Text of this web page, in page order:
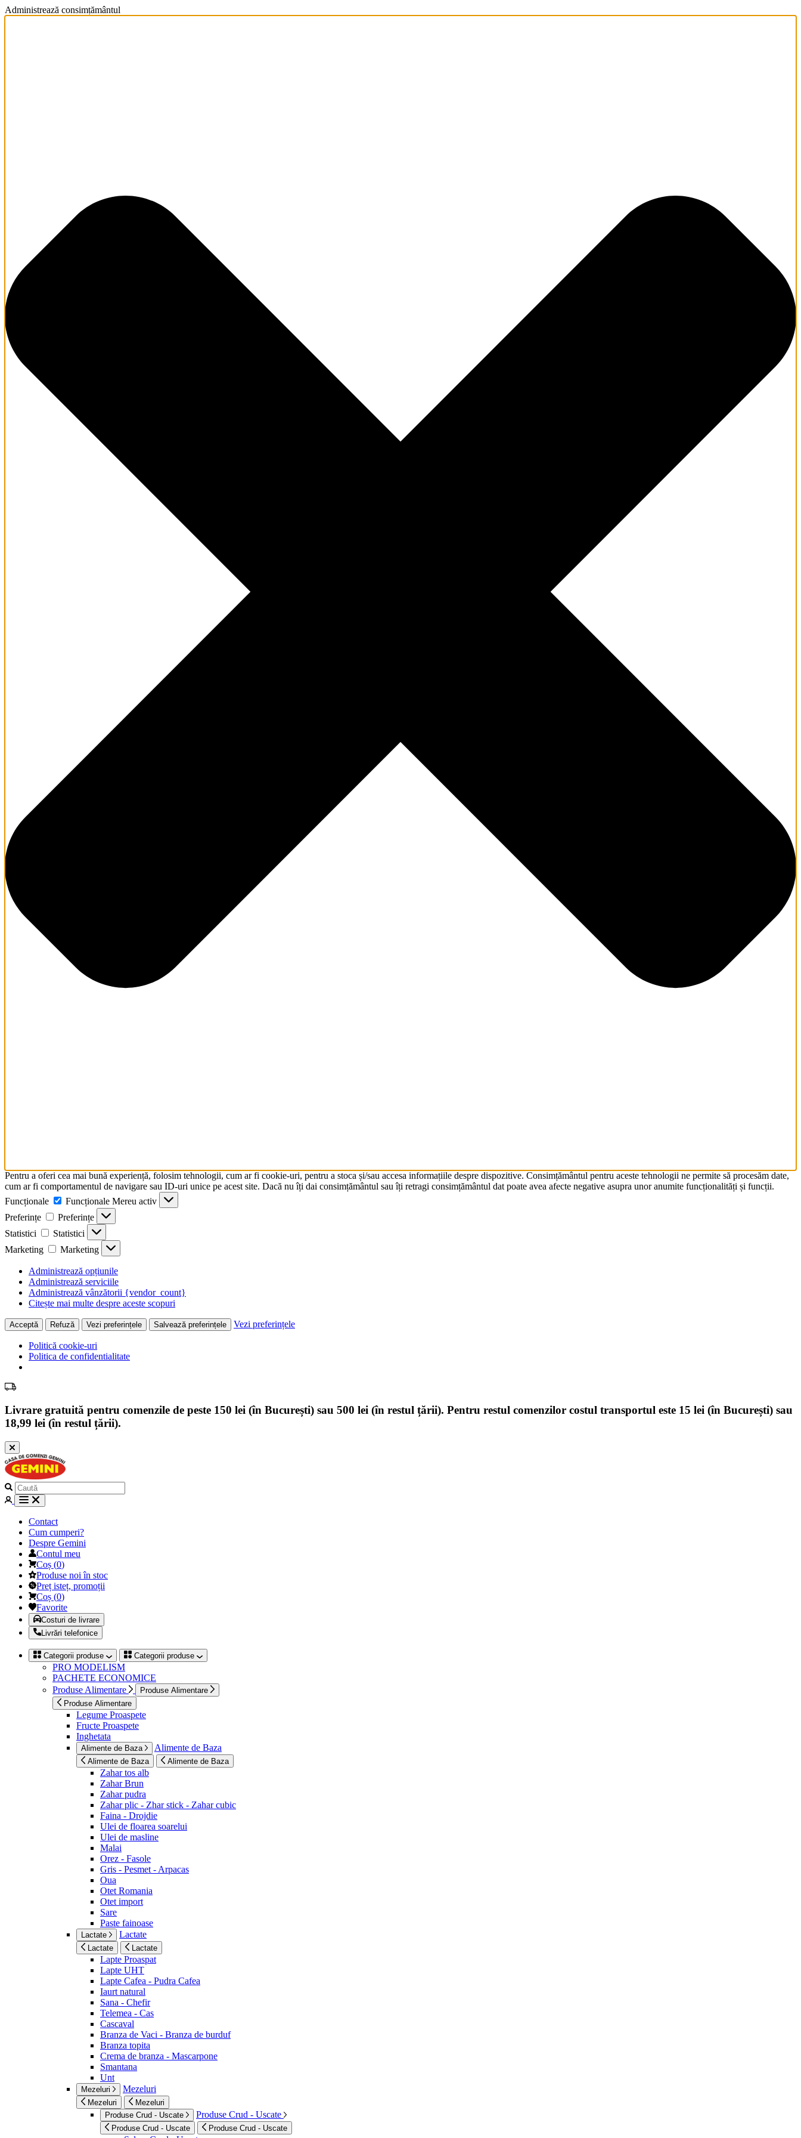
Administrează consimțământul
Pentru a oferi cea mai bună experiență, folosim tehnologii, cum ar fi cookie-uri, pentru a stoca și/sau accesa informațiile despre dispozitive. Consimțământul pentru aceste tehnologii ne permite să procesăm date,
cum ar fi comportamentul de navigare sau ID-uri unice pe acest site. Dacă nu îți dai consimțământul sau îți retragi consimțământul dat poate avea afecte negative asupra unor anumite funcționalități și funcții.
Funcționale
Funcționale Mereu activ
Preferințe
Preferințe
Statistici
Statistici
Marketing
Marketing
Administrează opțiunile
Administrează serviciile
Administrează vânzătorii {vendor_count}
Citește mai multe despre aceste scopuri
Acceptă Refuză Vezi preferințele Salvează preferințele Vezi preferințele
Politică cookie-uri
Politica de confidentialitate
Livrare gratuită pentru comenzile de peste 150 lei (în București) sau 500 lei (în restul țării). Pentru restul comenzilor costul transportul este 15 lei (în București) sau
18,99 lei (în restul țării).
Contact
Cum cumperi?
Despre Gemini
Contul meu
Coș (0)
Produse noi în stoc
Preț isteț, promoții
Coș (0)
Favorite
Costuri de livrare
Livrări telefonice
Categorii produse Categorii produse
PRO MODELISM
PACHETE ECONOMICE
Produse Alimentare
Produse Alimentare
Produse Alimentare
Legume Proaspete
Fructe Proaspete
Inghetata
Alimente de Baza Alimente de Baza
Alimente de Baza Alimente de Baza
Zahar tos alb
Zahar Brun
Zahar pudra
Zahar plic - Zhar stick - Zahar cubic
Faina - Drojdie
Ulei de floarea soarelui
Ulei de masline
Malai
Orez - Fasole
Gris - Pesmet - Arpacas
Oua
Otet Romania
Otet import
Sare
Paste fainoase
Lactate Lactate
Lactate Lactate
Lapte Proaspat
Lapte UHT
Lapte Cafea - Pudra Cafea
Iaurt natural
Sana - Chefir
Telemea - Cas
Cascaval
Branza de Vaci - Branza de burduf
Branza topita
Crema de branza - Mascarpone
Smantana
Unt
Mezeluri Mezeluri
Mezeluri
Mezeluri
Produse Crud - Uscate
Produse Crud - Uscate
Produse Crud - Uscate Produse Crud - Uscate